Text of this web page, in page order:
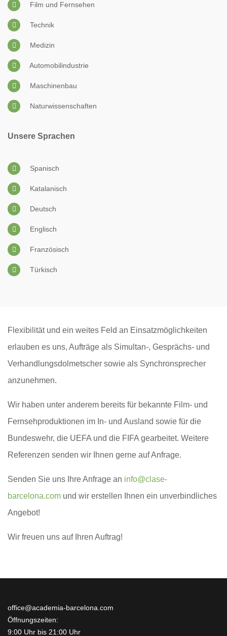
Film und Fernsehen
Technik
Medizin
Automobilindustrie
Maschinenbau
Naturwissenschaften
Unsere Sprachen
Spanisch
Katalanisch
Deutsch
Englisch
Französisch
Türkisch
Flexibilität und ein weites Feld an Einsatzmöglichkeiten
erlauben es uns, Aufträge als Simultan-, Gesprächs- und
Verhandlungsdolmetscher sowie als Synchronsprecher
anzunehmen.
Wir haben unter anderem bereits für bekannte Film- und
Fernsehproduktionen im In- und Ausland sowie für die
Bundeswehr, die UEFA und die FIFA gearbeitet. Weitere
Referenzen senden wir Ihnen gerne auf Anfrage.
Senden Sie uns Ihre Anfrage an info@clase-
barcelona.com und wir erstellen Ihnen ein unverbindliches
Angebot!
Wir freuen uns auf Ihren Auftrag!
office@academia-barcelona.com
Öffnungszeiten:
9:00 Uhr bis 21:00 Uhr